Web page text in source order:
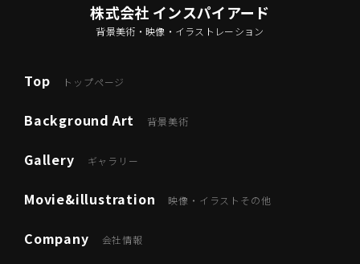
株式会社 インスパイアード
背景美術・映像・イラストレーション
Top トップページ
Background Art 背景美術
Gallery ギャラリー
Movie&illustration 映像・イラストその他
Company 会社情報